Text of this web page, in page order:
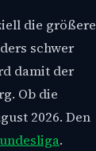
die größere
schwer
damit der
Ob die
2026. Den
.